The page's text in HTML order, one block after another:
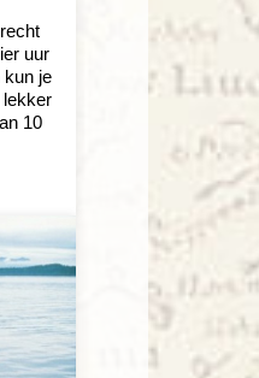
uur
kun je
lekker
10